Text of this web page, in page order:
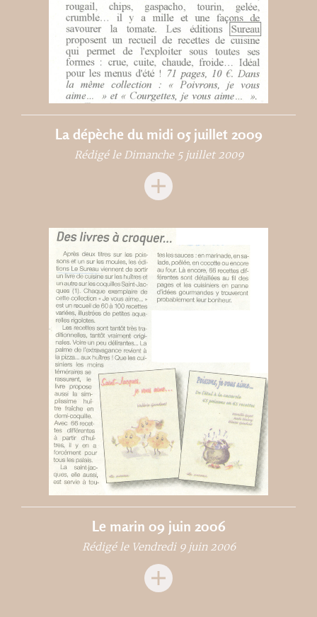
La dépèche du midi 05 juillet 2009
Rédigé le Dimanche 5 juillet 2009
Le marin 09 juin 2006
Rédigé le Vendredi 9 juin 2006